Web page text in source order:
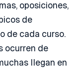
oposiciones,
de
de cada curso.
ocurren de
llegan en